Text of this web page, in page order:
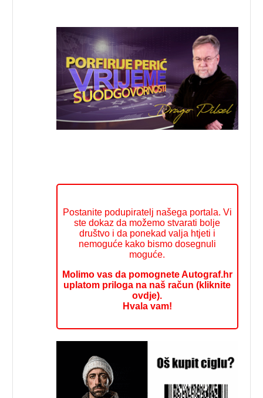
Postanite podupiratelj našega portala. Vi
ste dokaz da možemo stvarati bolje
društvo i da ponekad valja htjeti i
nemoguće kako bismo dosegnuli
moguće.
Molimo vas da pomognete Autograf.hr
uplatom priloga na naš račun (kliknite
ovdje).
Hvala vam!